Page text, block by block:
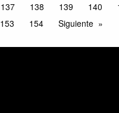
137 138 139 140
153 154 Siguiente